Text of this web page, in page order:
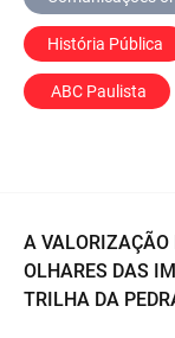
História Pública
ABC Paulista
A VALORIZAÇÃO
OLHARES DAS
TRILHA DA